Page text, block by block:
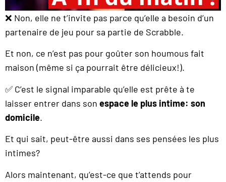
❌ Non, elle ne t’invite pas parce qu’elle a besoin d’un
partenaire de jeu pour sa partie de Scrabble.
Et non, ce n’est pas pour goûter son houmous fait
maison (même si ça pourrait être délicieux!).
✅ C’est le signal imparable qu’elle est prête à te
laisser entrer dans son espace le plus intime: son
domicile.
Et qui sait, peut-être aussi dans ses pensées les plus
intimes?
Alors maintenant, qu’est-ce que t’attends pour